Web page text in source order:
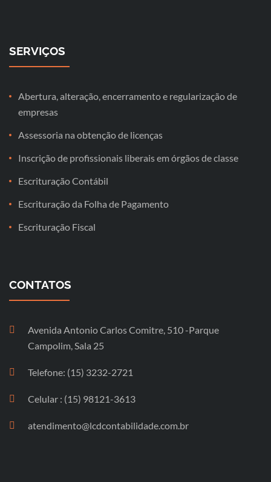
SERVIÇOS
Abertura, alteração, encerramento e regularização de
empresas
Assessoria na obtenção de licenças
Inscrição de profissionais liberais em órgãos de classe
Escrituração Contábil
Escrituração da Folha de Pagamento
Escrituração Fiscal
CONTATOS
Avenida Antonio Carlos Comitre, 510 -Parque
Campolim, Sala 25
Telefone: (15) 3232-2721
Celular : (15) 98121-3613
atendimento@lcdcontabilidade.com.br